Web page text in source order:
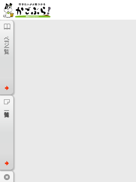
ページ一覧